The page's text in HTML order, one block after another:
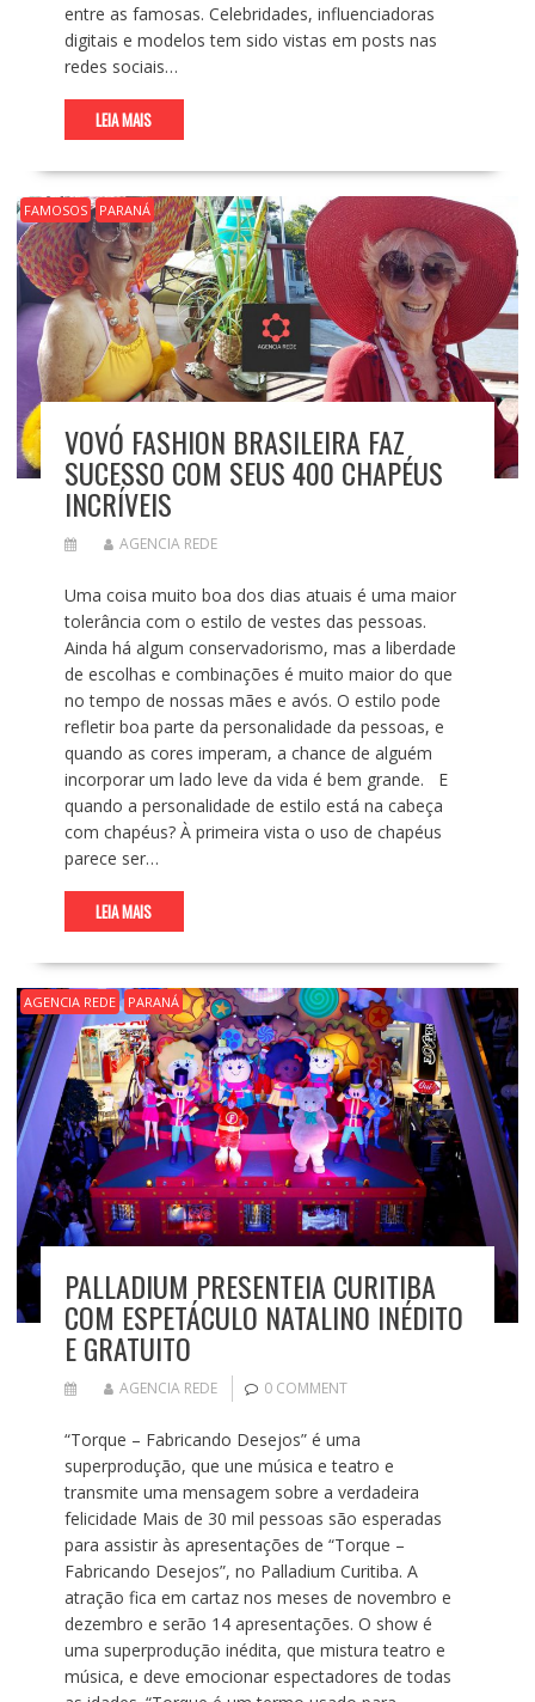
entre as famosas. Celebridades, influenciadoras
digitais e modelos tem sido vistas em posts nas
redes sociais…
LEIA MAIS
FAMOSOS PARANÁ
VOVÓ FASHION BRASILEIRA FAZ
SUCESSO COM SEUS 400 CHAPÉUS
INCRÍVEIS
AGENCIA REDE
Uma coisa muito boa dos dias atuais é uma maior
tolerância com o estilo de vestes das pessoas.
Ainda há algum conservadorismo, mas a liberdade
de escolhas e combinações é muito maior do que
no tempo de nossas mães e avós. O estilo pode
refletir boa parte da personalidade da pessoas, e
quando as cores imperam, a chance de alguém
incorporar um lado leve da vida é bem grande. E
quando a personalidade de estilo está na cabeça
com chapéus? À primeira vista o uso de chapéus
parece ser…
LEIA MAIS
AGENCIA REDE PARANÁ
PALLADIUM PRESENTEIA CURITIBA
COM ESPETÁCULO NATALINO INÉDITO
E GRATUITO
AGENCIA REDE 0 COMMENT
“Torque – Fabricando Desejos” é uma
superprodução, que une música e teatro e
transmite uma mensagem sobre a verdadeira
felicidade Mais de 30 mil pessoas são esperadas
para assistir às apresentações de “Torque –
Fabricando Desejos”, no Palladium Curitiba. A
atração fica em cartaz nos meses de novembro e
dezembro e serão 14 apresentações. O show é
uma superprodução inédita, que mistura teatro e
música, e deve emocionar espectadores de todas